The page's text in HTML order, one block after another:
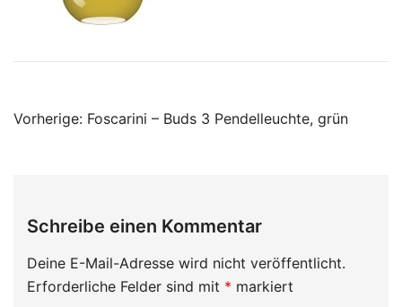
Beitragsnavigation
Vorherige: Foscarini – Buds 3 Pendelleuchte, grün
Schreibe einen Kommentar
Deine E-Mail-Adresse wird nicht veröffentlicht.
Erforderliche Felder sind mit * markiert